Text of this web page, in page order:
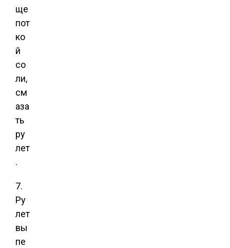
ще
пот
ко
й
со
ли,
см
аза
ть
ру
лет
.
7.
Ру
лет
вы
пе